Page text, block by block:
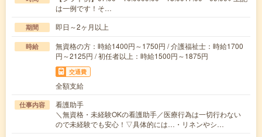
は一例です！そ…
期間 即日～2ヶ月以上
時給
無資格の方：時給1400円～1750円 / 介護福祉士：時給1700
円～2125円 / 初任者以上：時給1500円～1875円
交通費
全額支給
仕事内容
看護助手
＼無資格・未経験OKの看護助手／医療行為は一切行わない
ので未経験でも安心！▽具体的には…・リネンやシ…